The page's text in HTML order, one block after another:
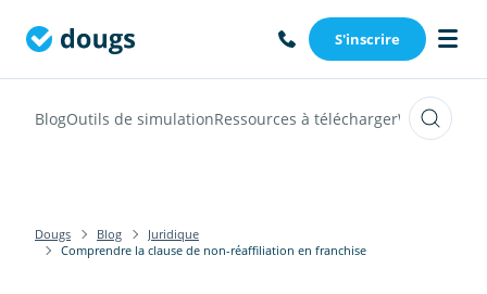
S'inscrire
BlogOutils de simulationRessources à téléchargerWebinars
Dougs Blog
Juridique
Comprendre la clause de non-réaffiliation en franchise